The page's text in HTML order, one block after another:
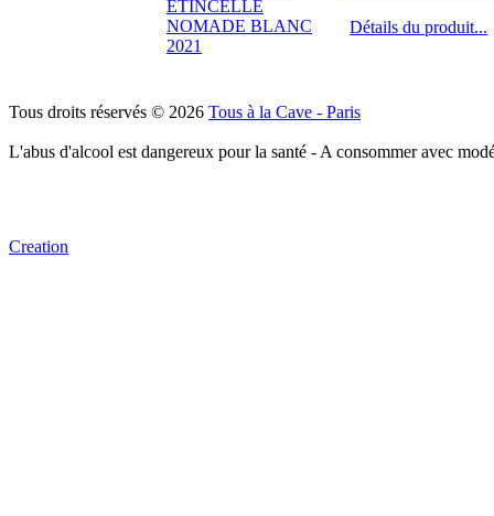
Détails du produit...
Tous droits réservés © 2026 Tous à la Cave - Paris
L'abus d'alcool est dangereux pour la santé - A consommer avec
Creation